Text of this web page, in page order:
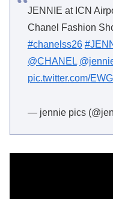
JENNIE at ICN
Chanel Fashion
#chanelss26
@CHANEL
pic.twitter.com/
— jennie pics